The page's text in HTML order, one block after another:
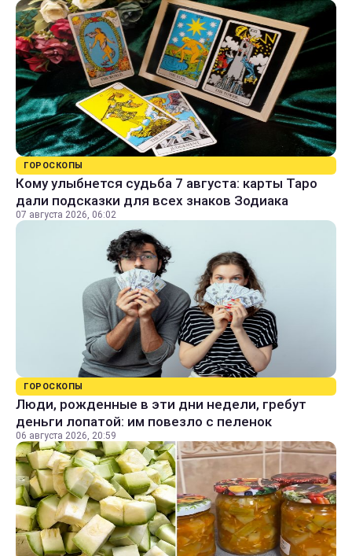
ГОРОСКОПЫ
Кому улыбнется судьба 7 августа: карты Таро
дали подсказки для всех знаков Зодиака
07 августа 2026, 06:02
ГОРОСКОПЫ
Люди, рожденные в эти дни недели, гребут
деньги лопатой: им повезло с пеленок
06 августа 2026, 20:59